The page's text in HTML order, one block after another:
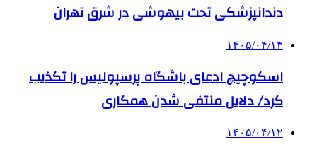
دندانپزشکی تحت بیهوشی در شرق تهران
۱۴۰۵/۰۴/۱۳
اسکوچیچ ادعای باشگاه پرسپولیس را تکذیب
کرد/ دلایل منتفی شدن همکاری
۱۴۰۵/۰۴/۱۲